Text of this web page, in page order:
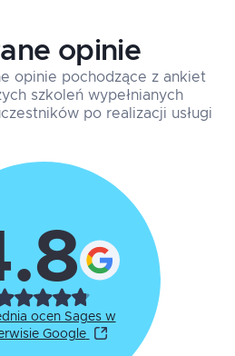
opinie
opinie pochodzące z ankiet
szkoleń wypełnianych
po realizacji usługi
ocen Sages w
Google